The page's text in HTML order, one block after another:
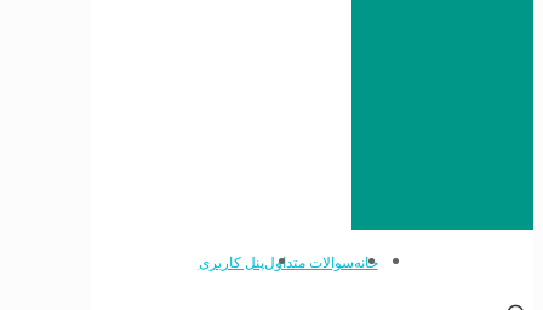
خانهسوالات متداولپنل کاربری